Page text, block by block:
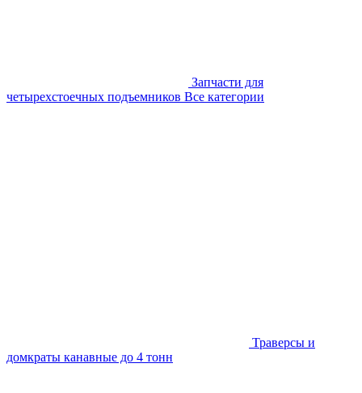
Запчасти для
четырехстоечных подъемников Все категории
Траверсы и
домкраты канавные до 4 тонн